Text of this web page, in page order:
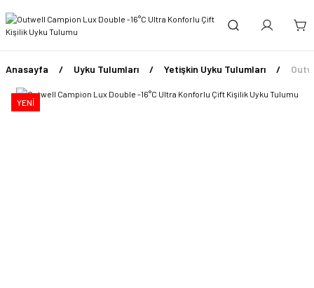
Anasayfa Uyku Tulumları Yetişkin Uyku Tulumları
YENİ